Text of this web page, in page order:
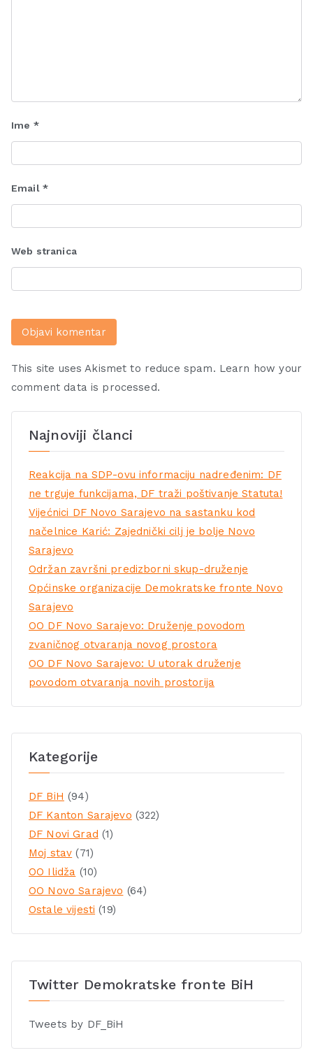
Ime *
Email *
Web stranica
This site uses Akismet to reduce spam. Learn how your
comment data is processed.
Najnoviji članci
Reakcija na SDP-ovu informaciju nadređenim: DF
ne trguje funkcijama, DF traži poštivanje Statuta!
Vijećnici DF Novo Sarajevo na sastanku kod
načelnice Karić: Zajednički cilj je bolje Novo
Sarajevo
Održan završni predizborni skup-druženje
Općinske organizacije Demokratske fronte Novo
Sarajevo
OO DF Novo Sarajevo: Druženje povodom
zvaničnog otvaranja novog prostora
OO DF Novo Sarajevo: U utorak druženje
povodom otvaranja novih prostorija
Kategorije
DF BiH (94)
DF Kanton Sarajevo (322)
DF Novi Grad (1)
Moj stav (71)
OO Ilidža (10)
OO Novo Sarajevo (64)
Ostale vijesti (19)
Twitter Demokratske fronte BiH
Tweets by DF_BiH